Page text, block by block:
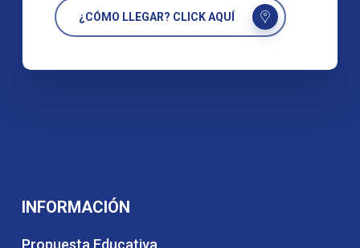
¿CÓMO LLEGAR? CLICK AQUÍ
INFORMACIÓN
Propuesta Educativa